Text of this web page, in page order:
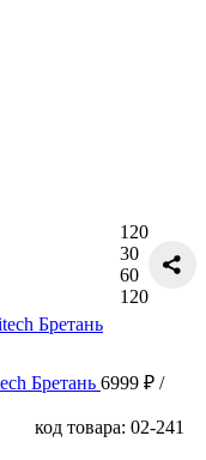
120
30
60
120
Бретань 6999 ₽ /
код товара: 02-241